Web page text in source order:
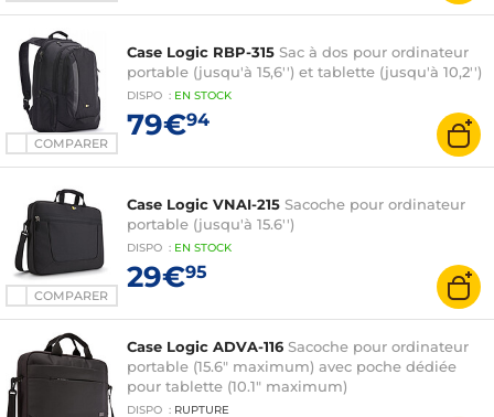
COMPARER
Case Logic RBP-315 Sac à dos pour ordinateur
portable (jusqu'à 15,6'') et tablette (jusqu'à 10,2'')
DISPO : EN STOCK
79€94
COMPARER
Case Logic VNAI-215 Sacoche pour ordinateur
portable (jusqu'à 15.6'')
DISPO : EN STOCK
29€95
Case Logic ADVA-116 Sacoche pour ordinateur
portable (15.6" maximum) avec poche dédiée
pour tablette (10.1" maximum)
DISPO : RUPTURE